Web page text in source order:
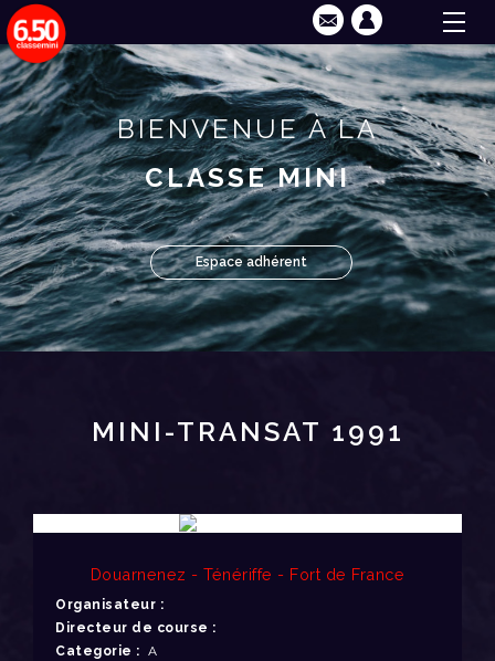
BIENVENUE À LA
CLASSE MINI
Espace adhérent
MINI-TRANSAT 1991
Douarnenez - Ténériffe - Fort de France
Organisateur :
Directeur de course :
Categorie : A